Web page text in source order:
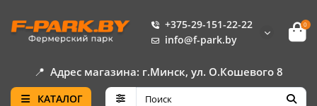
+375-29-151-22-22
info@f-park.by
0
📍 Адрес магазина: г.Минск, ул. О.Кошевого 8
КАТАЛОГ